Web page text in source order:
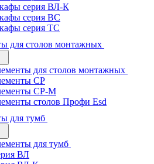
серия ВЛ-К
серия ВС
серия ТС
для столов монтажных
для столов монтажных
СР
СР-М
столов Профи Esd
для тумб
для тумб
ВЛ